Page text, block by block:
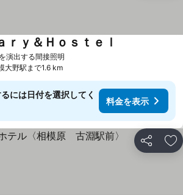
演出する間接照明
ｒｙ＆Ｈｏｓｔｅｌ
大野駅まで1.6 km
には日付を選択してく
料金を表示
シェア お